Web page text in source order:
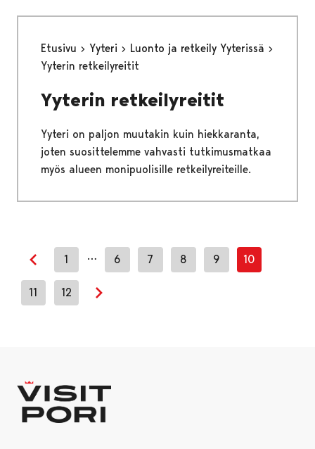
Etusivu Yyteri
Luonto ja retkeily Yyterissä
Yyterin retkeilyreitit
Yyterin retkeilyreitit
Yyteri on paljon muutakin kuin hiekkaranta,
joten suosittelemme vahvasti tutkimusmatkaa
myös alueen monipuolisille retkeilyreiteille.
Previous page
1 … 6 7 8 9 10
11 12